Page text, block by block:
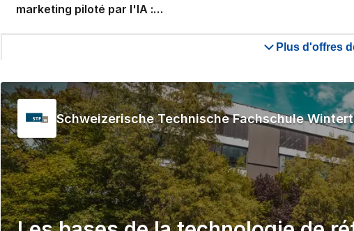
marketing piloté par l'IA :
Plus d'offres
Schweizerische Technische Fachschule